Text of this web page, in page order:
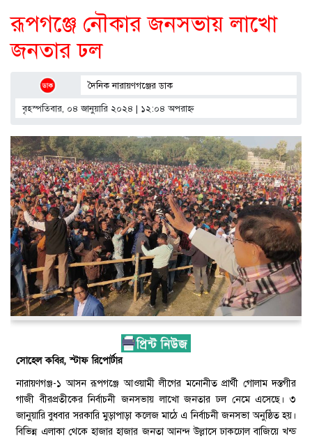
রূপগঞ্জে নৌকার জনসভায় লাখো
জনতার ঢল
দৈনিক নারায়ণগঞ্জের ডাক
বৃহস্পতিবার, ০৪ জানুয়ারি ২০২৪ | ১২:০৪ অপরাহ্ণ
সোহেল কবির, স্টাফ রিপোর্টার
নারায়ণগঞ্জ-১ আসন রূপগঞ্জে আওয়ামী লীগের মনোনীত প্রার্থী গোলাম দস্তগীর
গাজী বীরপ্রতীকের নির্বাচনী জনসভায় লাখো জনতার ঢল নেমে এসেছে। ৩
জানুয়ারি বুধবার সরকারি মুড়াপাড়া কলেজ মাঠে এ নির্বাচনী জনসভা অনুষ্ঠিত হয়।
বিভিন্ন এলাকা থেকে হাজার হাজার জনতা আনন্দ উল্লাসে ঢাকঢোল বাজিয়ে খন্ড